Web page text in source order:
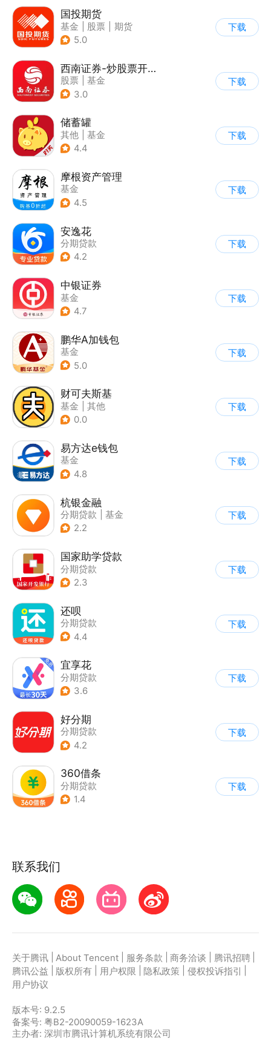
国投期货
基金 股票
期货
5.0
下载
西南证券-炒股票开户，证券投资
股票
基金
3.0
下载
储蓄罐
其他
基金
4.4
下载
摩根资产管理
基金
4.5
下载
安逸花
分期贷款
4.2
下载
中银证券
基金
4.7
下载
鹏华A加钱包
基金
5.0
下载
财可夫斯基
基金
其他
0.0
下载
易方达e钱包
基金
4.8
下载
杭银金融
分期贷款
基金
| 手机银行
2.2
下载
国家助学贷款
分期贷款
2.3
下载
还呗
分期贷款
4.4
下载
宜享花
分期贷款
3.6
下载
好分期
分期贷款
4.2
下载
360借条
分期贷款
1.4
下载
联系我们
关于腾讯 About Tencent 服务条款 商务洽谈 腾讯招聘
腾讯公益
版权所有 用户权限 隐私政策 侵权投诉指引
用户协议
版本号: 9.2.5
备案号: 粤B2-20090059-1623A
主办者: 深圳市腾讯计算机系统有限公司